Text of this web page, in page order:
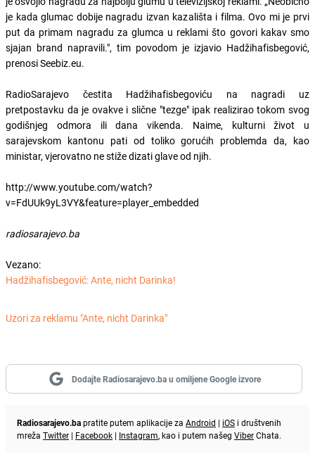
je kada glumac dobije nagradu izvan kazališta i filma. Ovo mi je prvi
put da primam nagradu za glumca u reklami što govori kakav smo
sjajan brand napravili.", tim povodom je izjavio Hadžihafisbegović,
prenosi Seebiz.eu.
RadioSarajevo čestita Hadžihafisbegoviću na nagradi uz
pretpostavku da je ovakve i slične "tezge" ipak realizirao tokom svog
godišnjeg odmora ili dana vikenda. Naime, kulturni život u
sarajevskom kantonu pati od toliko gorućih problemda da, kao
ministar, vjerovatno ne stiže dizati glave od njih.
http://www.youtube.com/watch?
v=FdUUk9yL3VY&feature=player_embedded
radiosarajevo.ba
Vezano:
Hadžihafisbegović: Ante, nicht Darinka!
Uzori za reklamu "Ante, nicht Darinka"
Dodajte Radiosarajevo.ba u omiljene Google izvore
Radiosarajevo.bapratite putem aplikacije za Android | iOS i društvenih
mreža Twitter | Facebook | Instagram, kao i putem našeg ViberChata.